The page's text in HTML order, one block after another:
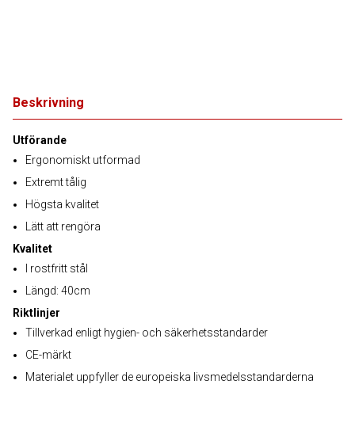
Beskrivning
Utförande
Ergonomiskt utformad
Extremt tålig
Högsta kvalitet
Lätt att rengöra
Kvalitet
I rostfritt stål
Längd: 40cm
Riktlinjer
Tillverkad enligt hygien- och säkerhetsstandarder
CE-märkt
Materialet uppfyller de europeiska livsmedelsstandarderna